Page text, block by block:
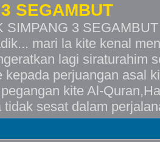
SEGAMBUT
SIMPANG 3
mari la kite kenal
lagi siraturahim
kepada perjuangan asal
kite Al-
tidak sesat dalam